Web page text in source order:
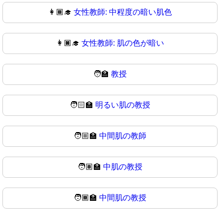
👩🏾‍🎓 女性教師: 中程度の暗い肌色
👩🏿‍🎓 女性教師: 肌の色が暗い
🧑‍🏫 教授
🧑🏻‍🏫 明るい肌の教授
🧑🏼‍🏫 中間肌の教師
🧑🏽‍🏫 中肌の教授
🧑🏾‍🏫 中間肌の教授